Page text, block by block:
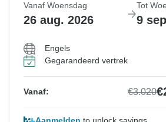
Vanaf Woensdag
26 aug. 2026
Tot
9
Engels
Gegarandeerd vertrek
Vanaf: €3.020